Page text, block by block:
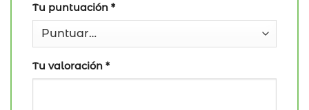
Tu puntuación *
Tu valoración *